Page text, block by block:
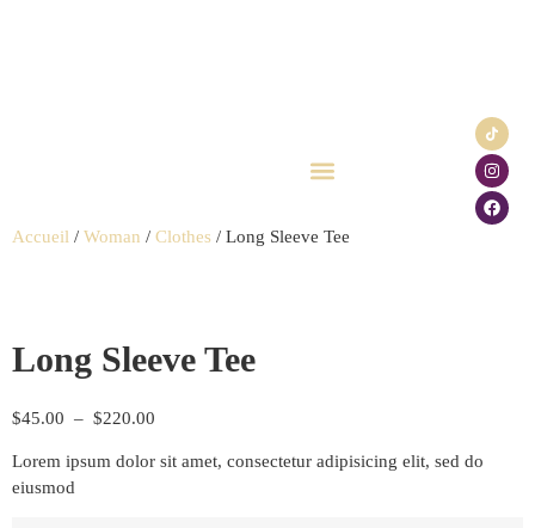
Accueil / Woman / Clothes / Long Sleeve Tee
Long Sleeve Tee
$45.00 – $220.00
Lorem ipsum dolor sit amet, consectetur adipisicing elit, sed do
eiusmod